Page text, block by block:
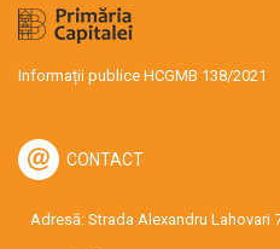
Informații publice HCGMB 138/2021
CONTACT
Adresă: Strada Alexandru Lahovari